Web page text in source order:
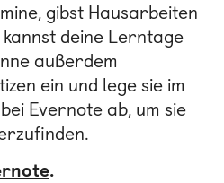
gibst Hausarbeiten
deine Lerntage
außerdem
ein und lege sie im
Evernote ab, um sie
.